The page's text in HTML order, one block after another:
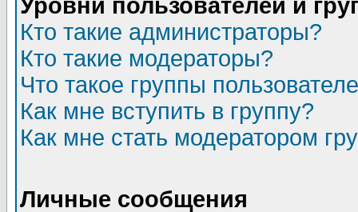
Уровни пользователей и
Кто такие администраторы?
Кто такие модераторы?
Что такое группы
Как мне вступить в группу?
Как мне стать модератором
Личные сообщения